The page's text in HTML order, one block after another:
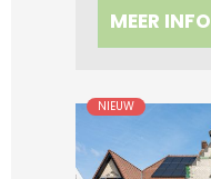
MEER INFO
NIEUW